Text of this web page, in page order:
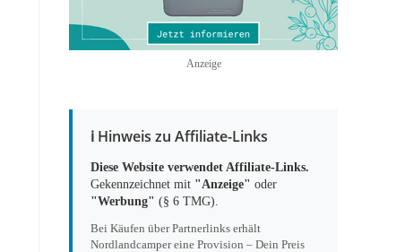
Anzeige
ℹ️ Hinweis zu Affiliate-Links
Diese Website verwendet Affiliate-Links.
Gekennzeichnet mit "Anzeige" oder
"Werbung" (§ 6 TMG).
Bei Käufen über Partnerlinks erhält
Nordlandcamper eine Provision – Dein Preis